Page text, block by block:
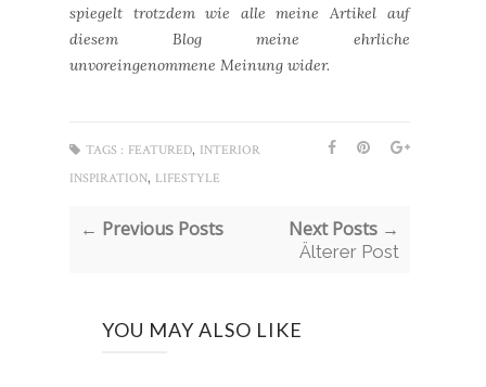
spiegelt trotzdem wie alle meine Artikel auf
diesem Blog meine ehrliche
unvoreingenommene Meinung wider.
TAGS : FEATURED, INTERIOR
INSPIRATION, LIFESTYLE
← Previous Posts Next Posts →
Älterer Post
YOU MAY ALSO LIKE